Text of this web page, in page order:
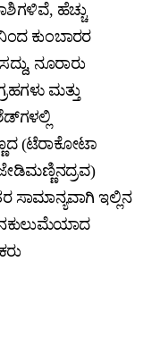
ಹೆಚ್ಚು
ಕುಂಬಾರರ
ನೂರಾರು
ಮತ್ತು
(ಟೆರಾಕೋಟಾ
ಸಾಮಾನ್ಯವಾಗಿ ಇಲ್ಲಿನ